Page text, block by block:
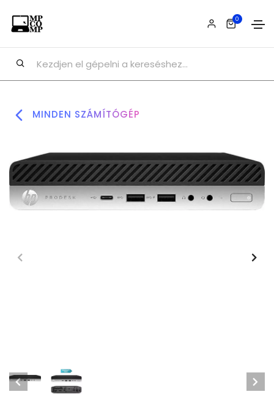
0
MINDEN SZÁMÍTÓGÉP